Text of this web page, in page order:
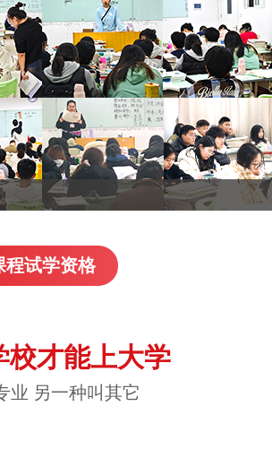
程试学资格
校才能上大学
业 另一种叫其它